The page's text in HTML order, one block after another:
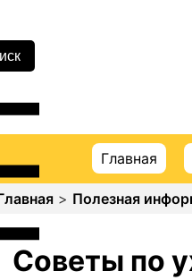
Главная
> Полезная
Советы по